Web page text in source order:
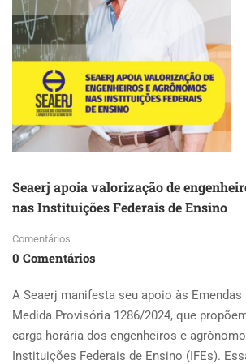
Seaerj apoia valorização de
nas Instituições Federais de Ensino
Comentários
0 Comentários
A Seaerj manifesta seu apoio às Emendas
Medida Provisória 1286/2024, que
carga horária dos engenheiros e
Instituições Federais de Ensino (IFEs).